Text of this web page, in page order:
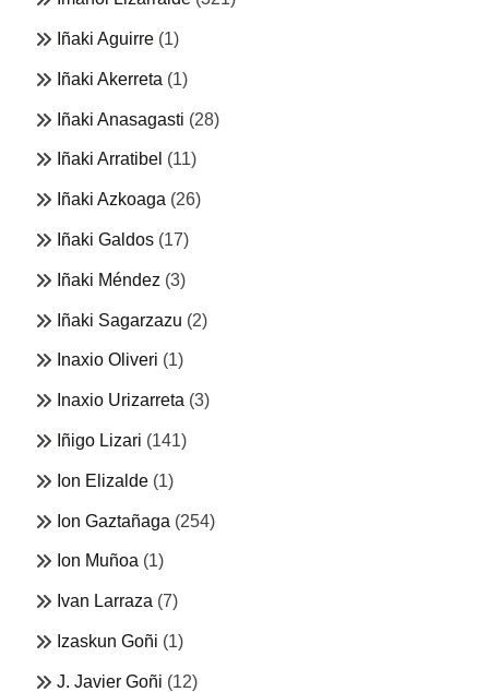
Iñaki Aguirre (1)
Iñaki Akerreta (1)
Iñaki Anasagasti (28)
Iñaki Arratibel (11)
Iñaki Azkoaga (26)
Iñaki Galdos (17)
Iñaki Méndez (3)
Iñaki Sagarzazu (2)
Inaxio Oliveri (1)
Inaxio Urizarreta (3)
Iñigo Lizari (141)
Ion Elizalde (1)
Ion Gaztañaga (254)
Ion Muñoa (1)
Ivan Larraza (7)
Izaskun Goñi (1)
J. Javier Goñi (12)